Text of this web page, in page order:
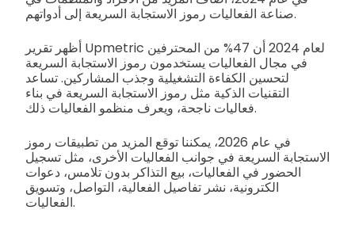
صناعة الفعاليات رموز الاستجابة السريعة إلى أدواتهم.
أظهر تقرير Upmetric لعام 2024 أن 47% من المحترفين
في مجال الفعاليات يستخدمون رموز الاستجابة السريعة
لتحسين الكفاءة التشغيلية وجذب المشاركين. تساعد
التقنيات الذكية مثل رموز الاستجابة السريعة في بناء
فعاليات ناجحة، ويعرف منظمو الفعاليات ذلك.
في عام 2026، يمكننا توقع المزيد من تطبيقات رموز
الاستجابة السريعة في جوانب الفعاليات الأخرى، مثل تسجيل
الحضور في الفعاليات، بيع التذاكر بدون تلامس، دعوات
الكترونية، نشر تفاصيل الفعالية، التواصل، وتسويق
الفعاليات.